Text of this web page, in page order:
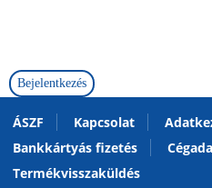
ÁSZF Kapcsolat
Bankkártyás fizetés
Termékvisszaküldés